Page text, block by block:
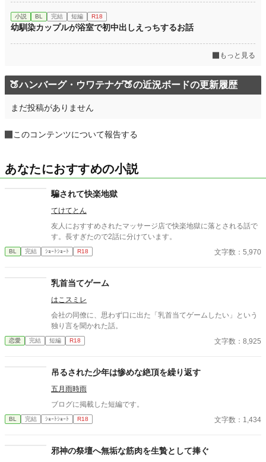
小説 BL 完結 短編 R18
幼馴染カップルが浴室で初中出しえっちするお話
もっと見る
🍑ハンバーグ・ウワテナゲ🍑の近況ボードの更新履歴
まだ投稿がありません
このコンテンツについて報告する
あなたにおすすめの小説
騙されて快楽地獄
てけてとん
友人におすすめされたマッサージ店で快楽地獄に落とされる話で
す。長すぎたので2話に分けています。
BL 完結 ｼｮｰﾄｼｮｰﾄ R18 文字数：5,970
乳首当てゲーム
はこスミレ
会社の同僚に、思わず口に出た「乳首当てゲームしたい」という
独り言を聞かれた話。
恋愛 完結 短編 R18 文字数：8,925
吊るされた少年は惨めな絶頂を繰り返す
五月雨時雨
ブログに掲載した短編です。
BL 完結 ｼｮｰﾄｼｮｰﾄ R18 文字数：1,434
邪神の祭壇へ無垢な筋肉を生贄として捧ぐ